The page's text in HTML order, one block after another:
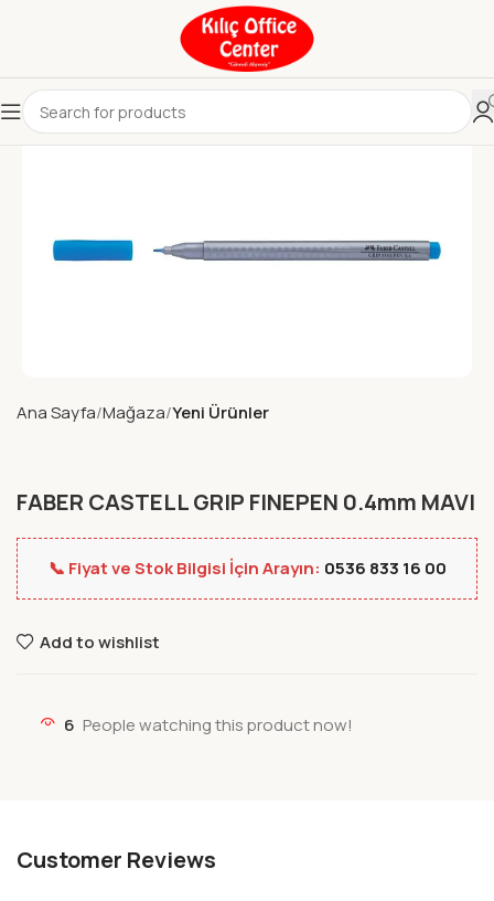
Ana Sayfa Mağaza Yeni Ürünler
FABER CASTELL GRIP FINEPEN 0.4mm MAVI
📞 Fiyat ve Stok Bilgisi İçin Arayın: 0536 833 16 00
Add to wishlist
6 People watching this product now!
Customer Reviews